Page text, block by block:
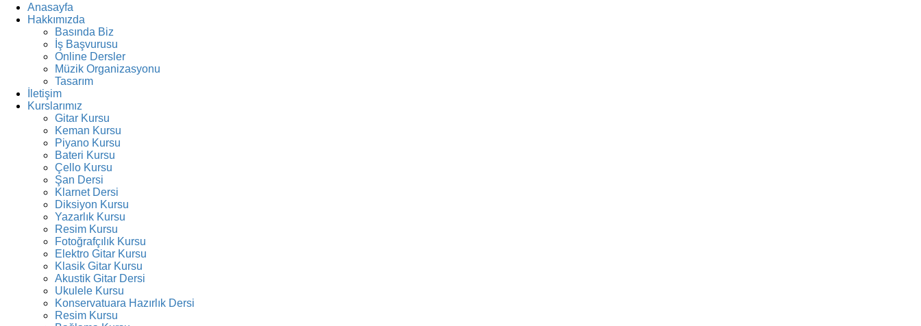
Anasayfa
Hakkımızda
Basında Biz
İş Başvurusu
Online Dersler
Müzik Organizasyonu
Tasarım
İletişim
Kurslarımız
Gitar Kursu
Keman Kursu
Piyano Kursu
Bateri Kursu
Çello Kursu
Şan Dersi
Klarnet Dersi
Diksiyon Kursu
Yazarlık Kursu
Resim Kursu
Fotoğrafçılık Kursu
Elektro Gitar Kursu
Klasik Gitar Kursu
Akustik Gitar Dersi
Ukulele Kursu
Konservatuara Hazırlık Dersi
Resim Kursu